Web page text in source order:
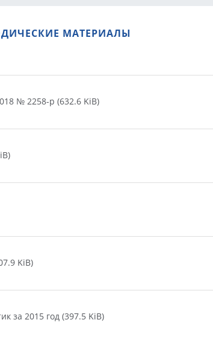
МАТЕРИАЛЫ
№ 2258-р (632.6 KiB)
KiB)
за 2015 год (397.5 KiB)